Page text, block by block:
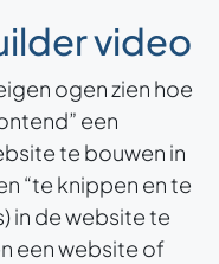
video
ogen zien hoe
een
te bouwen in
“te knippen en te
in de website te
een website of